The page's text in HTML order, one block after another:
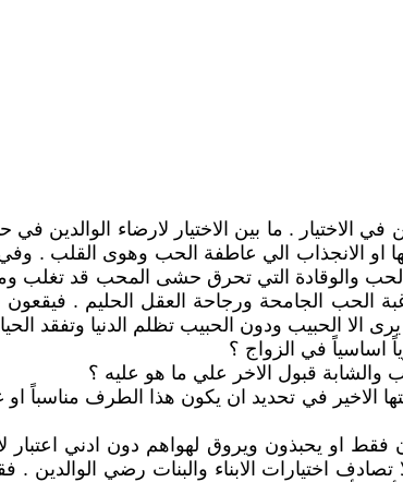
. ما بين الاختيار لارضاء الوالدين
او الانجذاب الي عاطفة الحب وهوى القلب .
الحب والوقادة التي تحرق حشى المحب قد
الحب الجامحة ورجاحة العقل الحليم .
الا الحبيب ودون الحبيب تظلم الدنيا وتفقد
اساسياً في الزواج ؟
والشابة قبول الاخر علي ما هو عليه ؟
الاخير في تحديد ان يكون هذا الطرف
او يحبذون ويروق لهواهم دون ادني اعتبار
اختيارات الابناء والبنات رضي الوالدين